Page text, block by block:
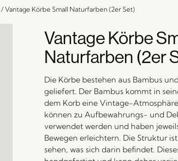
/Vantage Körbe Small Naturfarben (2er Set)
Vantage Körbe
Naturfarben (2er
Die Körbe bestehen aus Bambus
geliefert. Der Bambus kommt in
dem Korb eine Vintage-
können zu Aufbewahrungs- und
verwendet werden und haben
Bewegen erleichtern. Die Struktur
sehen, was sich darin befindet.